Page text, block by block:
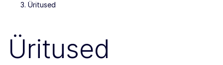
Üritused
Üritused